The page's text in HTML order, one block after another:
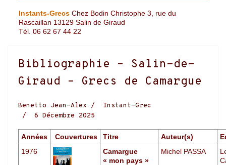
Instants-Grecs Chez Bodin Christophe 3, rue du
Rascaillan 13129 Salin de Giraud
Tél. 06 62 67 44 22
Bibliographie – Salin-de-
Giraud – Grecs de Camargue
Benetto Jean-Alex
Instant-Grec
6 Décembre 2025
Années Couvertures Titre Auteur(s)
1976
Camargue
« mon pays »
Michel PASSA